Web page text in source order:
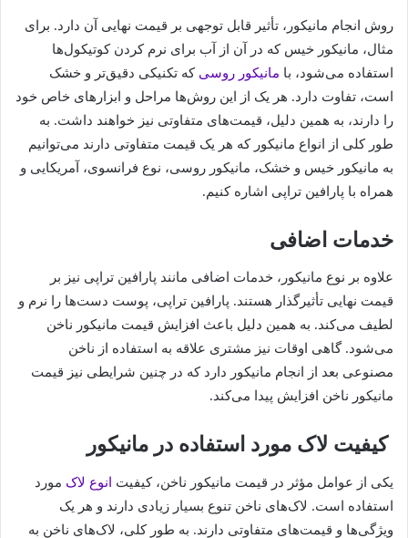
روش انجام مانیکور، تأثیر قابل توجهی بر قیمت نهایی آن دارد. برای
مثال، مانیکور خیس که در آن از آب برای نرم کردن کوتیکول‌ها
استفاده می‌شود، با مانیکور روسی که تکنیکی دقیق‌تر و خشک
است، تفاوت دارد. هر یک از این روش‌ها مراحل و ابزارهای خاص خود
را دارند، به همین دلیل، قیمت‌های متفاوتی نیز خواهند داشت. به
طور کلی از انواع مانیکور که هر یک قیمت متفاوتی دارند می‌توانیم
به مانیکور خیس و خشک، مانیکور روسی، نوع فرانسوی، آمریکایی و
همراه با پارافین تراپی اشاره کنیم.
خدمات اضافی
علاوه بر نوع مانیکور، خدمات اضافی مانند پارافین تراپی نیز بر
قیمت نهایی تأثیرگذار هستند. پارافین تراپی، پوست دست‌ها را نرم و
لطیف می‌کند. به همین دلیل باعث افزایش قیمت مانیکور ناخن
می‌شود. گاهی اوقات نیز مشتری علاقه به استفاده از ناخن
مصنوعی بعد از انجام مانیکور دارد که در چنین شرایطی نیز قیمت
مانیکور ناخن افزایش پیدا می‌کند.
کیفیت لاک مورد استفاده در مانیکور
یکی از عوامل مؤثر در قیمت مانیکور ناخن، کیفیت انوع لاک مورد
استفاده است. لاک‌های ناخن تنوع بسیار زیادی دارند و هر یک
ویژگی‌ها و قیمت‌های متفاوتی دارند. به طور کلی، لاک‌های ناخن به